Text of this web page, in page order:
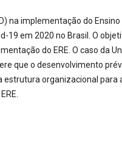
na implementação do
19 em 2020 no Brasil. O
do ERE. O caso da
que o desenvolvimento
estrutura organizacional para